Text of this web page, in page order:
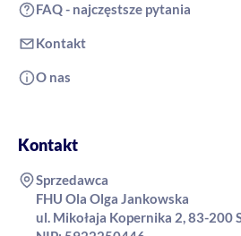
FAQ - najczęstsze pytania
Kontakt
O nas
Kontakt
Sprzedawca
FHU Ola Olga Jankowska
ul. Mikołaja Kopernika 2, 83-200